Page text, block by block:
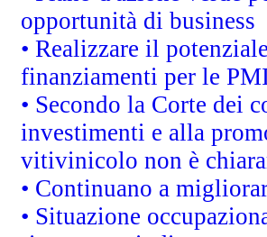
opportunità di business
• Realizzare il
finanziamenti per le
• Secondo la Corte dei
investimenti e alla
vitivinicolo non è
• Continuano a
• Situazione